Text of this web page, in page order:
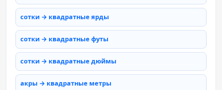
сотки → квадратные ярды
сотки → квадратные футы
сотки → квадратные дюймы
акры → квадратные метры